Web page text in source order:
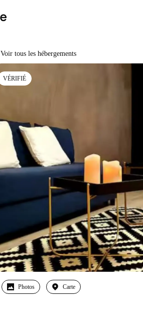
Voir tous les hébergements
VÉRIFIÉ
Photos Carte